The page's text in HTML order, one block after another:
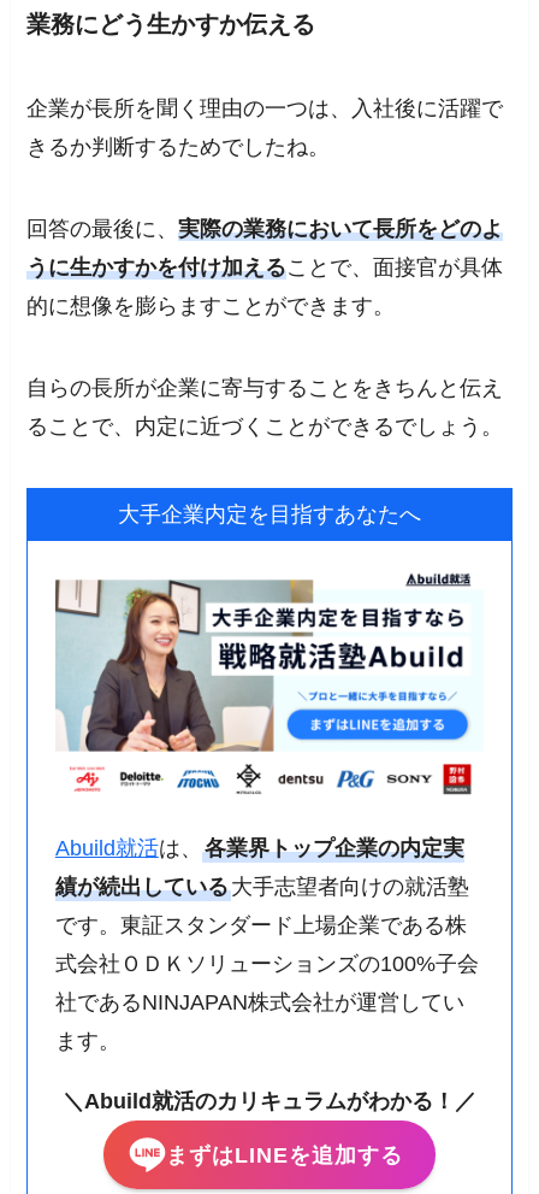
業務にどう生かすか伝える
企業が長所を聞く理由の一つは、入社後に活躍で
きるか判断するためでしたね。
回答の最後に、実際の業務において長所をどのよ
うに生かすかを付け加えることで、面接官が具体
的に想像を膨らますことができます。
自らの長所が企業に寄与することをきちんと伝え
ることで、内定に近づくことができるでしょう。
大手企業内定を目指すあなたへ
Abuild就活は、 各業界トップ企業の内定実
績が続出している大手志望者向けの就活塾
です。東証スタンダード上場企業である株
式会社ＯＤＫソリューションズの100%子会
社であるNINJAPAN株式会社が運営してい
ます。
＼Abuild就活のカリキュラムがわかる！／
まずはLINEを追加する